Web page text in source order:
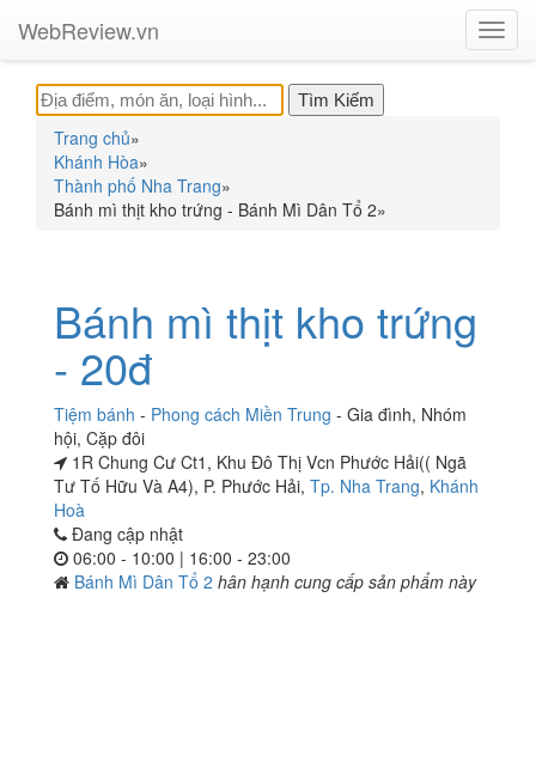
WebReview.vn
Trang chủ»
Khánh Hòa»
Thành phố Nha Trang»
Bánh mì thịt kho trứng - Bánh Mì Dân Tổ 2»
Bánh mì thịt kho trứng
- 20đ
Tiệm bánh - Phong cách Miền Trung - Gia đình, Nhóm
hội, Cặp đôi
1R Chung Cư Ct1, Khu Đô Thị Vcn Phước Hải(( Ngã
Tư Tố Hữu Và A4), P. Phước Hải, Tp. Nha Trang, Khánh
Hoà
Đang cập nhật
06:00 - 10:00 | 16:00 - 23:00
Bánh Mì Dân Tổ 2 hân hạnh cung cấp sản phẩm này